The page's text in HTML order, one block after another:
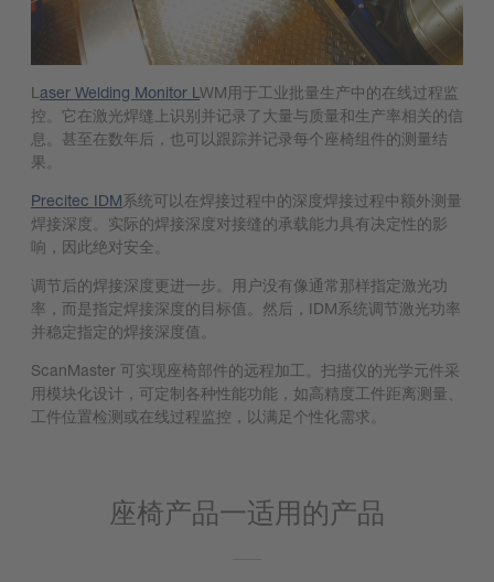
L aser Welding Monitor L WM用于工业批量生产中的在线过程监
控。它在激光焊缝上识别并记录了大量与质量和生产率相关的信
息。甚至在数年后，也可以跟踪并记录每个座椅组件的测量结
果。
Precitec IDM系统可以在焊接过程中的深度焊接过程中额外测量
焊接深度。实际的焊接深度对接缝的承载能力具有决定性的影
响，因此绝对安全。
调节后的焊接深度更进一步。用户没有像通常那样指定激光功
率，而是指定焊接深度的目标值。然后，IDM系统调节激光功率
并稳定指定的焊接深度值。
ScanMaster 可实现座椅部件的远程加工。扫描仪的光学元件采
用模块化设计，可定制各种性能功能，如高精度工件距离测量、
工件位置检测或在线过程监控，以满足个性化需求。
座椅产品一适用的产品